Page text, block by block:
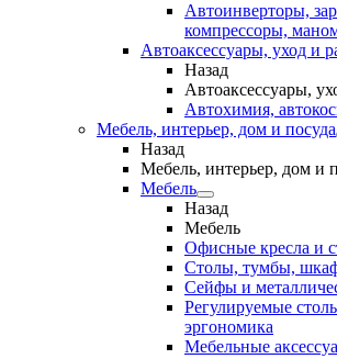
Автоинверторы,
компрессоры,
Автоаксессуары, уход и
Назад
Автоаксессуары,
Автохимия,
Мебель, интерьер, дом и посуда
Назад
Мебель, интерьер, дом и
Мебель
Назад
Мебель
Офисные кресла и
Столы, тумбы,
Сейфы и
Регулируемые
эргономика
Мебельные